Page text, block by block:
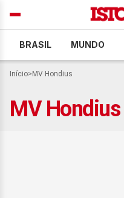
BRASIL MUNDO
Início> MV Hondius
MV Hondius